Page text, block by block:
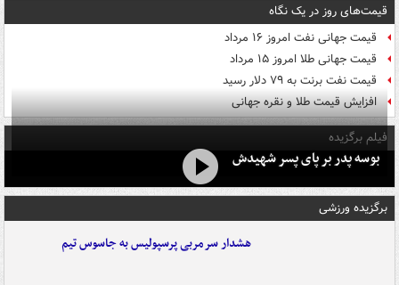
قیمت‌های روز در یک نگاه
قیمت جهانی نفت امروز ۱۶ مرداد
قیمت جهانی طلا امروز ۱۵ مرداد
قیمت نفت برنت به ۷۹ دلار رسید
افزایش قیمت طلا و نقره جهانی
فیلم برگزیده
بوسه‌ پدر بر پای پسر شهیدش
برگزیده ورزشی
هشدار سرمربی پرسپولیس به جاسوس تیم